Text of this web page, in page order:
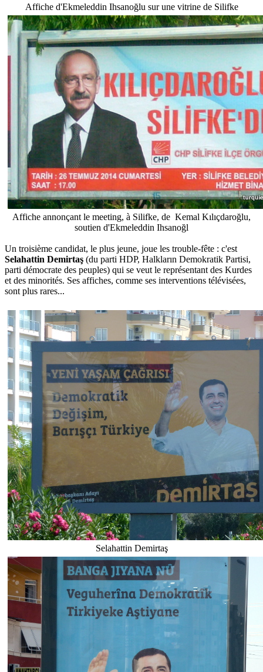
Affiche d'Ekmeleddin Ihsanoğlu sur une vitrine de Silifke
Affiche annonçant le meeting, à Silifke, de Kemal Kılıçdaroğlu,
soutien d'Ekmeleddin Ihsanoğl
Un troisième candidat, le plus jeune, joue les trouble-fête : c'est
Selahattin Demirtaş (du parti HDP, Halkların Demokratik Partisi,
parti démocrate des peuples) qui se veut le représentant des Kurdes
et des minorités. Ses affiches, comme ses interventions télévisées,
sont plus rares...
Selahattin Demirtaş